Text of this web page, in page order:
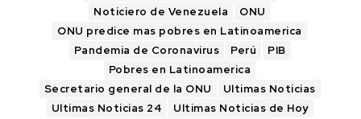
Noticiero de Venezuela
ONU
ONU predice mas pobres en Latinoamerica
Pandemia de Coronavirus
Perú
PIB
Pobres en Latinoamerica
Secretario general de la ONU
Ultimas Noticias
Ultimas Noticias 24
Ultimas Noticias de Hoy